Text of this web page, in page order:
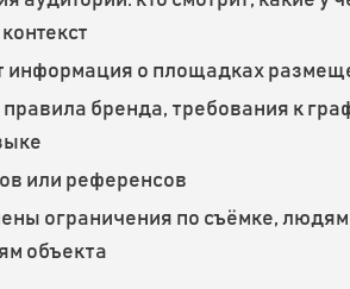
информация о площадках
бренда, требования к
или референсов
ограничения по съёмке,
объекта